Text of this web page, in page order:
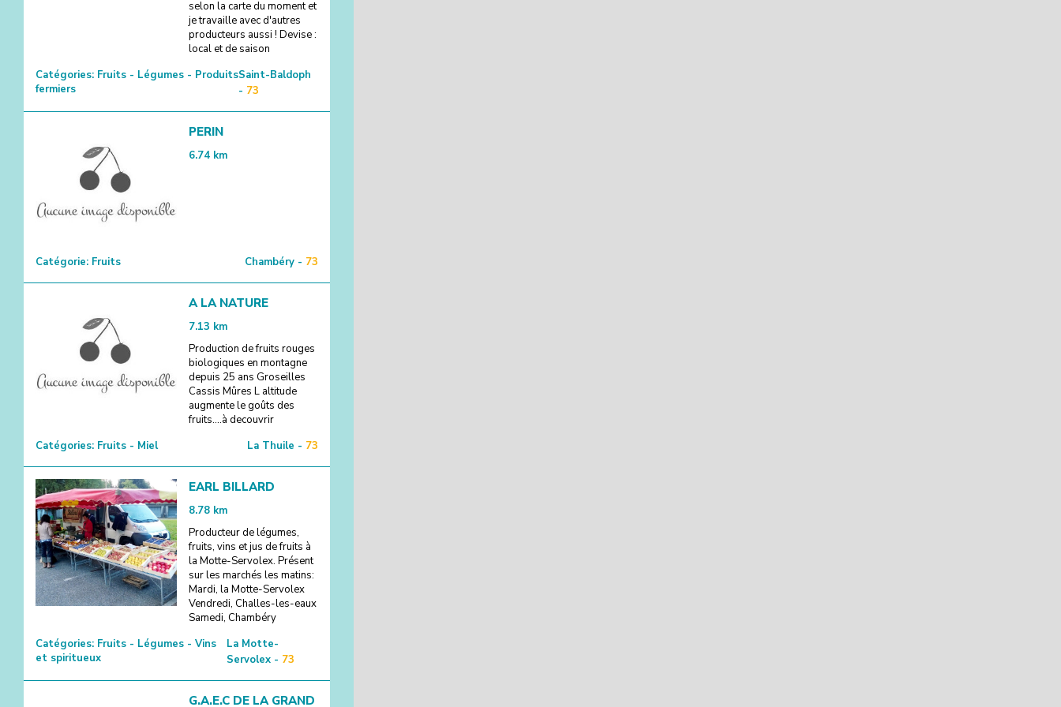
selon la carte du moment et
je travaille avec d'autres
producteurs aussi ! Devise :
local et de saison
Catégories: Fruits - Légumes - Produits
fermiers
Saint-Baldoph
- 73
PERIN
6.74 km
Catégorie: Fruits Chambéry - 73
A LA NATURE
7.13 km
Production de fruits rouges
biologiques en montagne
depuis 25 ans Groseilles
Cassis Mûres L altitude
augmente le goûts des
fruits....à decouvrir
Catégories: Fruits - Miel La Thuile - 73
EARL BILLARD
8.78 km
Producteur de légumes,
fruits, vins et jus de fruits à
la Motte-Servolex. Présent
sur les marchés les matins:
Mardi, la Motte-Servolex
Vendredi, Challes-les-eaux
Samedi, Chambéry
Catégories: Fruits - Légumes - Vins
et spiritueux
La Motte-
Servolex - 73
G.A.E.C DE LA GRAND